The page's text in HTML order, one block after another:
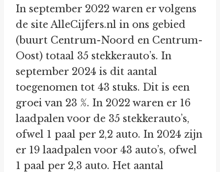
In september 2022 waren er volgens
de site AlleCijfers.nl in ons gebied
(buurt Centrum-Noord en Centrum-
Oost) totaal 35 stekkerauto’s. In
september 2024 is dit aantal
toegenomen tot 43 stuks. Dit is een
groei van 23 %. In 2022 waren er 16
laadpalen voor de 35 stekkerauto’s,
ofwel 1 paal per 2,2 auto. In 2024 zijn
er 19 laadpalen voor 43 auto’s, ofwel
1 paal per 2,3 auto. Het aantal